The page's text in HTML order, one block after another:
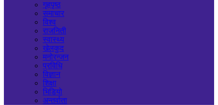
गृहपृष्ठ
समाचार
विश्व
राजनिती
स्वास्थ्य
खेलकुद
मनोरन्जन
प्रविधि
विज्ञान
शिक्षा
भिडियो
अन्तर्वाता